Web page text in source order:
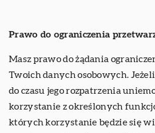
Prawo do ograniczenia
Masz prawo do żądania
Twoich danych osobowych. Jeżeli
do czasu jego rozpatrzenia
korzystanie z określonych
których korzystanie będzie się